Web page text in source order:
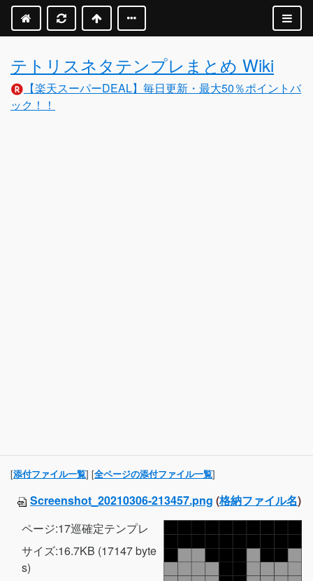
テトリスネタテンプレまとめ Wiki
【楽天スーパーDEAL】毎日更新・最大50％ポイントバ
ック！！
[添付ファイル一覧] [全ページの添付ファイル一覧]
Screenshot_20210306-213457.png (格納ファイル名)
ページ:17巡確定テンプレ
サイズ:16.7KB (17147 byte
s)